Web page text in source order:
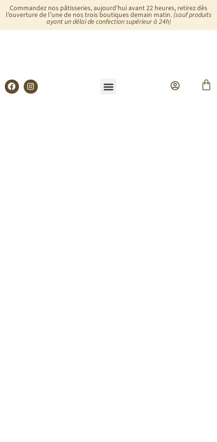
Commandez nos pâtisseries, aujourd’hui avant 22 heures, retirez dès
l’ouverture de l’une de nos trois boutiques demain matin. (sauf produits
ayant un délai de confection supérieur à 24h)